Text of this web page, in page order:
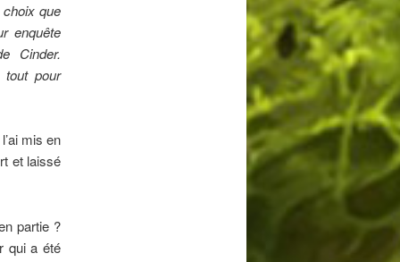
choix que
enquête
Cinder.
tout pour
mis en
et laissé
partie ?
qui a été